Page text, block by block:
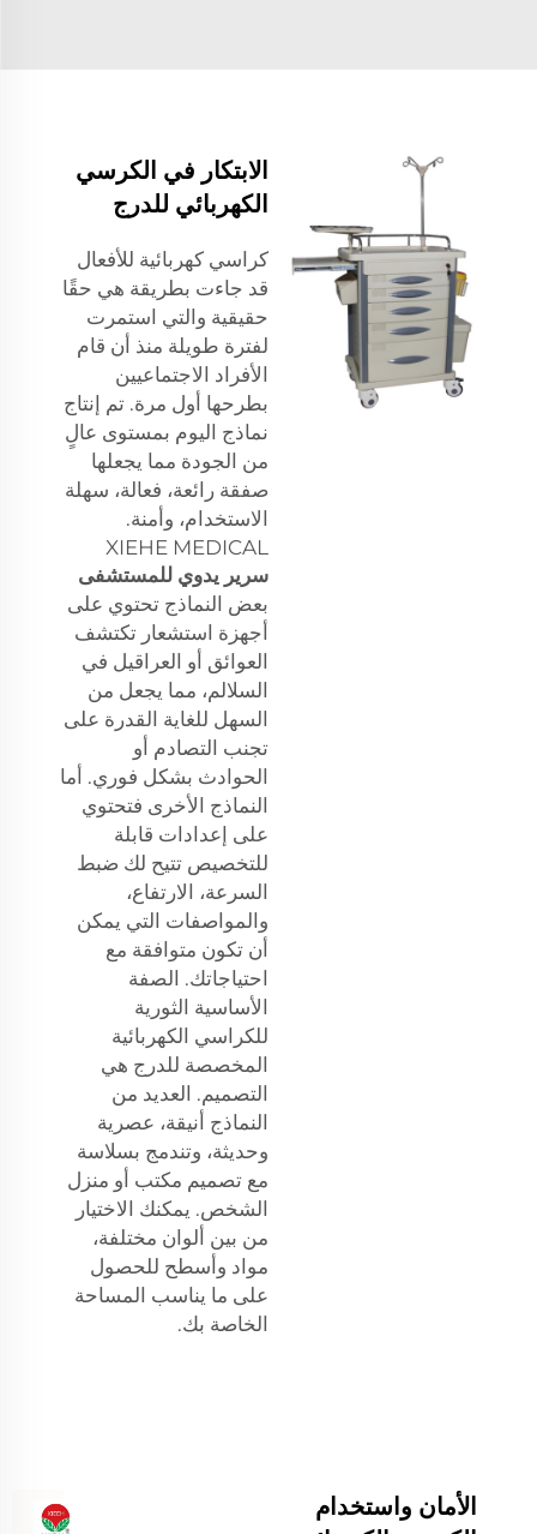
الابتكار في الكرسي
الكهربائي للدرج
كراسي كهربائية للأفعال
قد جاءت بطريقة هي حقًا
حقيقية والتي استمرت
لفترة طويلة منذ أن قام
الأفراد الاجتماعيين
بطرحها أول مرة. تم إنتاج
نماذج اليوم بمستوى عالٍ
من الجودة مما يجعلها
صفقة رائعة، فعالة، سهلة
الاستخدام، وأمنة.
XIEHE MEDICAL
سرير يدوي للمستشفى
بعض النماذج تحتوي على
أجهزة استشعار تكتشف
العوائق أو العراقيل في
السلالم، مما يجعل من
السهل للغاية القدرة على
تجنب التصادم أو
الحوادث بشكل فوري. أما
النماذج الأخرى فتحتوي
على إعدادات قابلة
للتخصيص تتيح لك ضبط
السرعة، الارتفاع،
والمواصفات التي يمكن
أن تكون متوافقة مع
احتياجاتك. الصفة
الأساسية الثورية
للكراسي الكهربائية
المخصصة للدرج هي
التصميم. العديد من
النماذج أنيقة، عصرية
وحديثة، وتندمج بسلاسة
مع تصميم مكتب أو منزل
الشخص. يمكنك الاختيار
من بين ألوان مختلفة،
مواد وأسطح للحصول
على ما يناسب المساحة
الخاصة بك.
الأمان واستخدام